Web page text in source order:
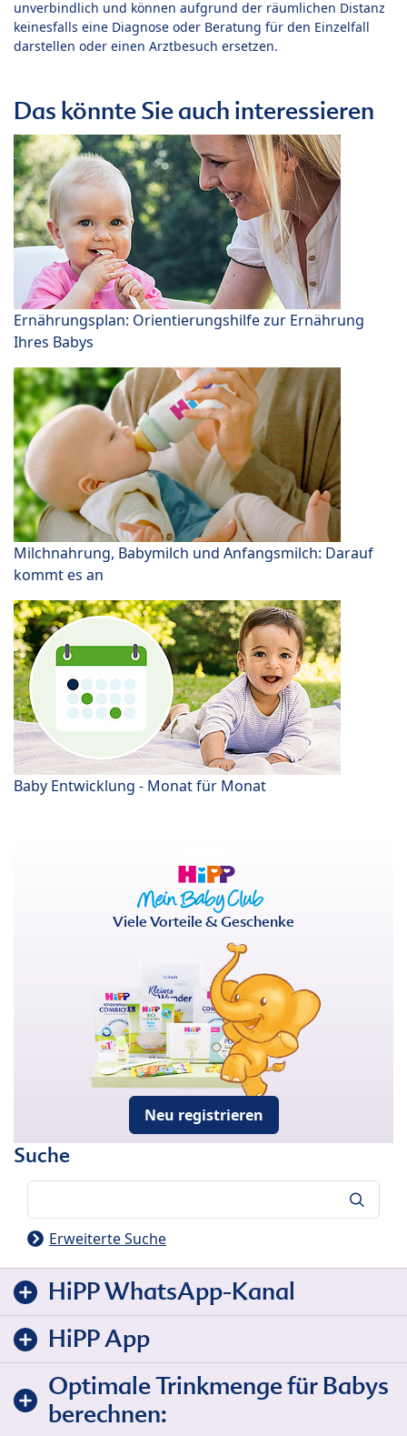
unverbindlich und können aufgrund der räumlichen Distanz
keinesfalls eine Diagnose oder Beratung für den Einzelfall
darstellen oder einen Arztbesuch ersetzen.
Das könnte Sie auch interessieren
Ernährungsplan: Orientierungshilfe zur Ernährung
Ihres Babys
Milchnahrung, Babymilch und Anfangsmilch: Darauf
kommt es an
Baby Entwicklung - Monat für Monat
Viele Vorteile & Geschenke
Neu registrieren
Suche
Erweiterte Suche
HiPP WhatsApp-Kanal
HiPP App
Optimale Trinkmenge für Babys
berechnen: